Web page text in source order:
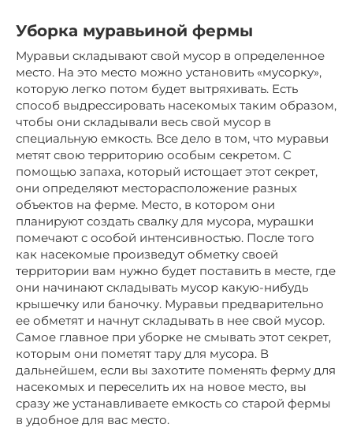
Уборка муравьиной фермы
Муравьи складывают свой мусор в определенное
место. На это место можно установить «мусорку»,
которую легко потом будет вытряхивать. Есть
способ выдрессировать насекомых таким образом,
чтобы они складывали весь свой мусор в
специальную емкость. Все дело в том, что муравьи
метят свою территорию особым секретом. С
помощью запаха, который истощает этот секрет,
они определяют месторасположение разных
объектов на ферме. Место, в котором они
планируют создать свалку для мусора, мурашки
помечают с особой интенсивностью. После того
как насекомые произведут обметку своей
территории вам нужно будет поставить в месте, где
они начинают складывать мусор какую-нибудь
крышечку или баночку. Муравьи предварительно
ее обметят и начнут складывать в нее свой мусор.
Самое главное при уборке не смывать этот секрет,
которым они пометят тару для мусора. В
дальнейшем, если вы захотите поменять ферму для
насекомых и переселить их на новое место, вы
сразу же устанавливаете емкость со старой фермы
в удобное для вас место.